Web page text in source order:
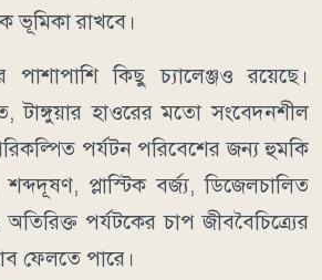
ভূমিকা রাখবে।
কিছু চ্যালেঞ্জও রয়েছে।
টাঙ্গুয়ার হাওরের মতো সংবেদনশীল
পর্যটন পরিবেশের জন্য হুমকি
প্লাস্টিক বর্জ্য, ডিজেলচালিত
পর্যটকের চাপ জীববৈচিত্র্যের
ফেলতে পারে।